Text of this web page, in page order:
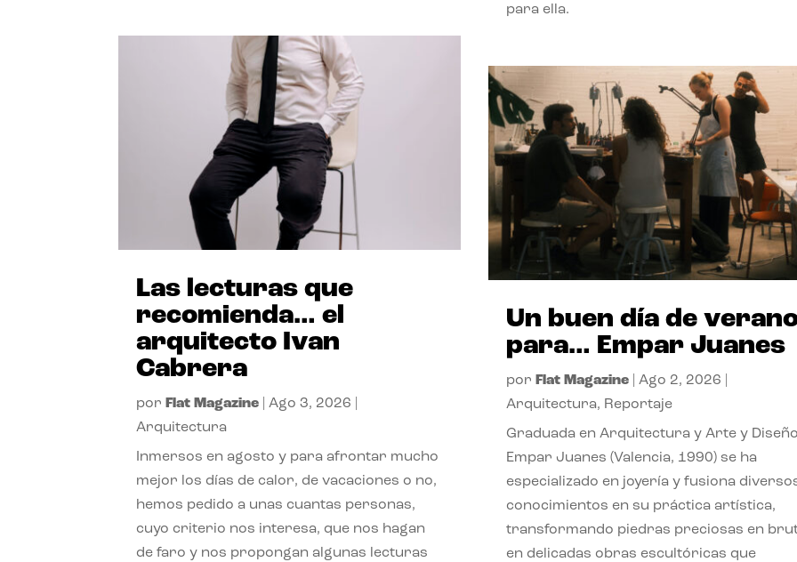
Las lecturas que
recomienda… el
arquitecto Ivan
Cabrera
por Flat Magazine |Ago 3, 2026
Arquitectura
Inmersos en agosto y para afrontar mucho
mejor los días de calor, de vacaciones o no,
hemos pedido a unas cuantas personas,
cuyo criterio nos interesa, que nos hagan
de faro y nos propongan algunas lecturas
para ella.
Un buen día de
para… Empar Juanes
por Flat Magazine| Ago 2, 2026
Arquitectura, Reportaje
Graduada en Arquitectura y Arte y
Empar Juanes (Valencia, 1990) se ha
especializado en joyería y fusiona
conocimientos en su práctica artística,
transformando piedras preciosas en
en delicadas obras escultóricas que